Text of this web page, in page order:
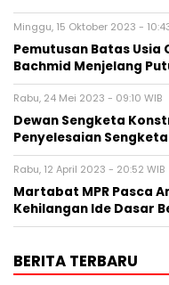
Minggu, 15 Oktober 2023 -
Pemutusan Batas Usia
Bachmid Menjelang
Rabu, 24 Mei 2023 - 09:10 WIB
Dewan Sengketa
Penyelesaian
Rabu, 12 April 2023 - 20:52 WIB
Martabat MPR Pasca
Kehilangan Ide Dasar
BERITA TERBARU